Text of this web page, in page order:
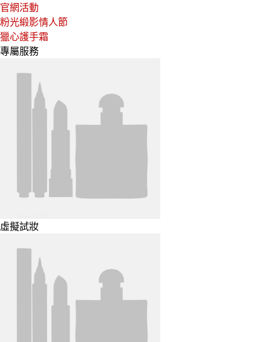
官網活動
粉光緞影情人節
獵心護手霜
專屬服務
虛擬試妝